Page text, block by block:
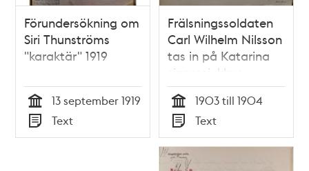
Förundersökning om
Siri Thunströms
"karaktär" 1919
Tid
13 september 1919
Typ
Text
Frälsningssoldaten
Carl Wilhelm Nilsson
tas in på Katarina
sinnessjukhus -
sjukjournal 1903
Tid
1903 till 1904
Typ
Text